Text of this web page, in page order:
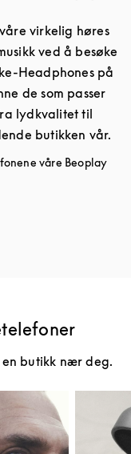
virkelig høres
ved å besøke
Headphones på
de som passer
lydkvalitet til
butikken vår.
våre Beoplay
butikk nær deg.